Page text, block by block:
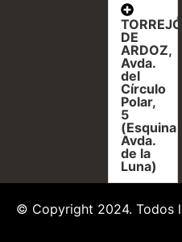
DE
ARDOZ,
Avda.
del
Círculo
Polar,
5
(Esquina
Avda.
de la
Luna)
© Copyright 2024. Todos